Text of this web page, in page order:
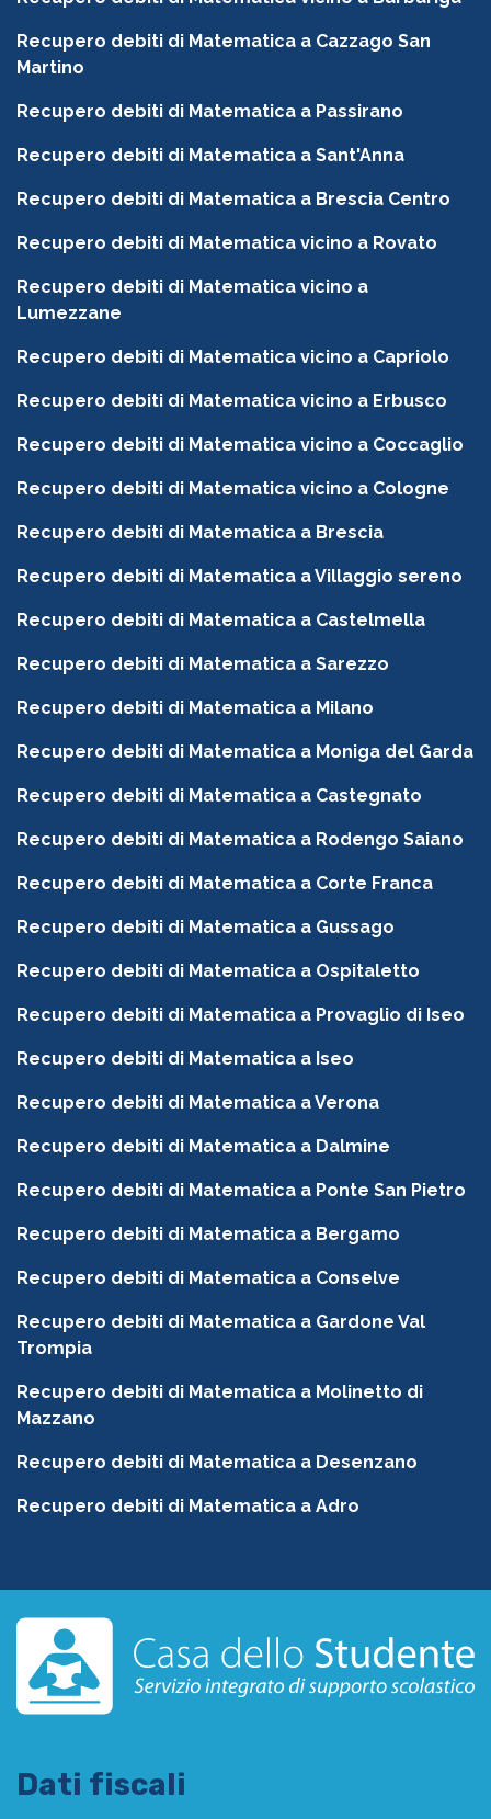
Recupero debiti di Matematica a Cazzago San
Martino
Recupero debiti di Matematica a Passirano
Recupero debiti di Matematica a Sant'Anna
Recupero debiti di Matematica a Brescia Centro
Recupero debiti di Matematica vicino a Rovato
Recupero debiti di Matematica vicino a
Lumezzane
Recupero debiti di Matematica vicino a Capriolo
Recupero debiti di Matematica vicino a Erbusco
Recupero debiti di Matematica vicino a Coccaglio
Recupero debiti di Matematica vicino a Cologne
Recupero debiti di Matematica a Brescia
Recupero debiti di Matematica a Villaggio sereno
Recupero debiti di Matematica a Castelmella
Recupero debiti di Matematica a Sarezzo
Recupero debiti di Matematica a Milano
Recupero debiti di Matematica a Moniga del Garda
Recupero debiti di Matematica a Castegnato
Recupero debiti di Matematica a Rodengo Saiano
Recupero debiti di Matematica a Corte Franca
Recupero debiti di Matematica a Gussago
Recupero debiti di Matematica a Ospitaletto
Recupero debiti di Matematica a Provaglio di Iseo
Recupero debiti di Matematica a Iseo
Recupero debiti di Matematica a Verona
Recupero debiti di Matematica a Dalmine
Recupero debiti di Matematica a Ponte San Pietro
Recupero debiti di Matematica a Bergamo
Recupero debiti di Matematica a Conselve
Recupero debiti di Matematica a Gardone Val
Trompia
Recupero debiti di Matematica a Molinetto di
Mazzano
Recupero debiti di Matematica a Desenzano
Recupero debiti di Matematica a Adro
Dati fiscali